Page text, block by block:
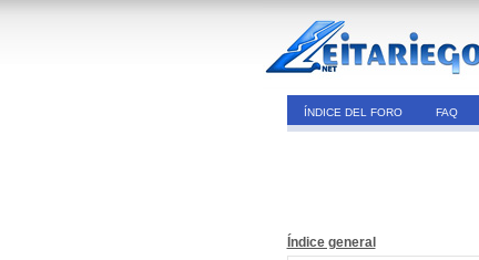
ÍNDICE DEL FORO FAQ
Índice general